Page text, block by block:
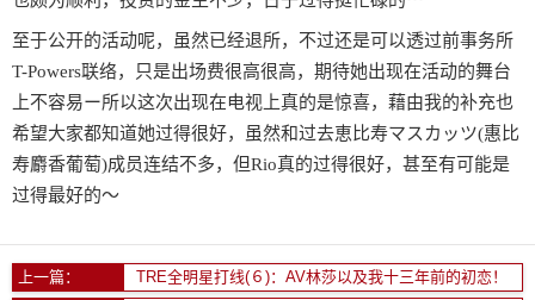
至于公开的活动呢，虽然已经退所，不过还是可以透过前事务所
T-Powers联络，只是出场费很高很高，期待她出现在活动的舞台
上不容易ー所以这次出现在电视上真的是惊喜，藉由我的补充也
希望大家都知道她过得很好，虽然和过去恵比寿マスカッツ(惠比
寿麝香葡萄)成员连结不多，但Rio真的过得很好，甚至有可能是
过得最好的～
上一篇：
TRE全明星打线(６)：AV林莎以及我十三年前的初恋！